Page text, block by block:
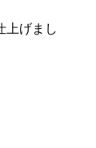
上げまし